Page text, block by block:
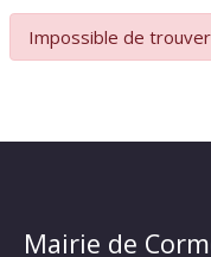
Impossible de
Mairie de